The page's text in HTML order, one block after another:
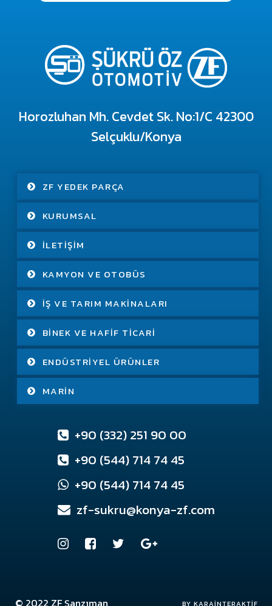
Horozluhan Mh. Cevdet Sk. No:1/C 42300
Selçuklu/Konya
ZF YEDEK PARÇA
KURUMSAL
İLETIŞIM
KAMYON VE OTOBÜS
İŞ VE TARIM MAKINALARI
BINEK VE HAFIF TICARI
ENDÜSTRIYEL ÜRÜNLER
MARIN
+90 (332) 251 90 00
+90 (544) 714 74 45
+90 (544) 714 74 45
zf-sukru@konya-zf.com
© 2022 ZF Şanzıman Konya Web Tasarım